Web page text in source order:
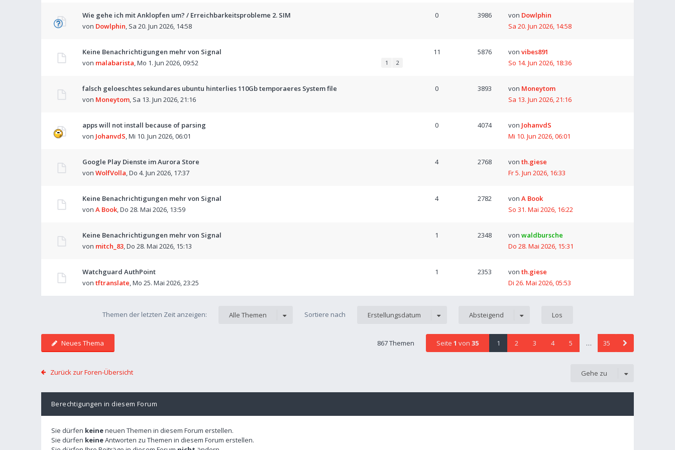
Wie gehe ich mit Anklopfen um? / Erreichbarkeitsprobleme 2. SIM
von Dowlphin, Sa 20. Jun 2026, 14:58
0 3986 von Dowlphin
Sa 20. Jun 2026, 14:58
Keine Benachrichtigungen mehr von Signal
von malabarista,Mo 1. Jun 2026, 09:52 1 2
11 5876 von vibes891
So 14. Jun 2026, 18:36
falsch geloeschtes sekundares ubuntu hinterlies 110Gb temporaeres System file
von Moneytom, Sa 13. Jun 2026, 21:16
0 3893 von Moneytom
Sa 13. Jun 2026, 21:16
apps will not install because of parsing
von JohanvdS,Mi 10. Jun 2026, 06:01
0 4074 von JohanvdS
Mi 10. Jun 2026, 06:01
Google Play Dienste im Aurora Store
von WolfVolla,Do 4. Jun 2026, 17:37
4 2768 von th.giese
Fr 5. Jun 2026, 16:33
Keine Benachrichtigungen mehr von Signal
von A Book,Do 28. Mai 2026, 13:59
4 2782 von A Book
So 31. Mai 2026, 16:22
Keine Benachrichtigungen mehr von Signal
von mitch_83,Do 28. Mai 2026, 15:13
1 2348 von waldbursche
Do 28. Mai 2026, 15:31
Watchguard AuthPoint
von tftranslate,Mo 25. Mai 2026, 23:25
1 2353 von th.giese
Di 26. Mai 2026, 05:53
Themen der letzten Zeit anzeigen: Alle Themen Sortiere nach Erstellungsdatum Absteigend
Neues Thema 867 Themen Seite 1 von 35 1 2 3 4 5 … 35
Zurück zur Foren-Übersicht Gehe zu
Berechtigungen in diesem Forum
Sie dürfen keineneuen Themen in diesem Forum erstellen.
Sie dürfen keineAntworten zu Themen in diesem Forum erstellen.